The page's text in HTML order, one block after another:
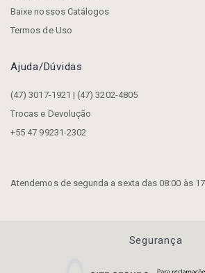
Baixe nossos Catálogos
Termos de Uso
Ajuda/dúvidas
(47) 3017-1921 | (47) 3202-4805
Trocas e Devolução
+55 47 99231-2302
Atendemos de segunda a sexta das 08:00 às
Segurança